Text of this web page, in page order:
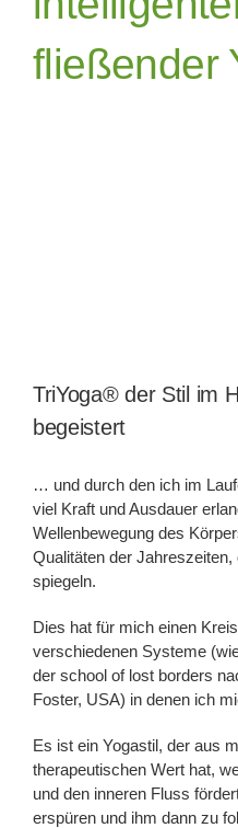
fließender
TriYoga® der Stil im
begeistert
… und durch den ich im
viel Kraft und Ausdauer
Wellenbewegung des
Qualitäten der
spiegeln.
Dies hat für mich einen
verschiedenen Systeme
der school of lost borders
Foster, USA) in denen ich
Es ist ein Yogastil, der aus
therapeutischen Wert hat,
und den inneren Fluss
erspüren und ihm dann zu